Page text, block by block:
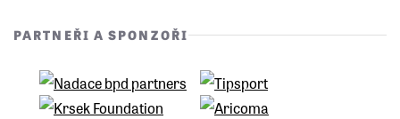
PARTNEŘI A SPONZOŘI